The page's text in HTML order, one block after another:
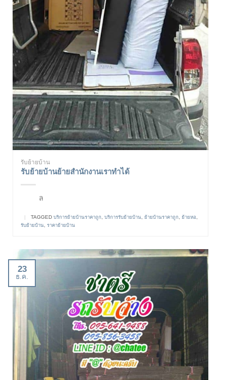
รับย้ายบ้าน
รับย้ายบ้านย้ายสำนักงานเราทำได้
ล
| TAGGED บริการย้ายบ้านราคาถูก บริการรับย้ายบ้าน ย้ายบ้านราคาถูก ย้ายหอ
รับย้ายบ้าน ราคาย้ายบ้าน
23
ธ.ค.